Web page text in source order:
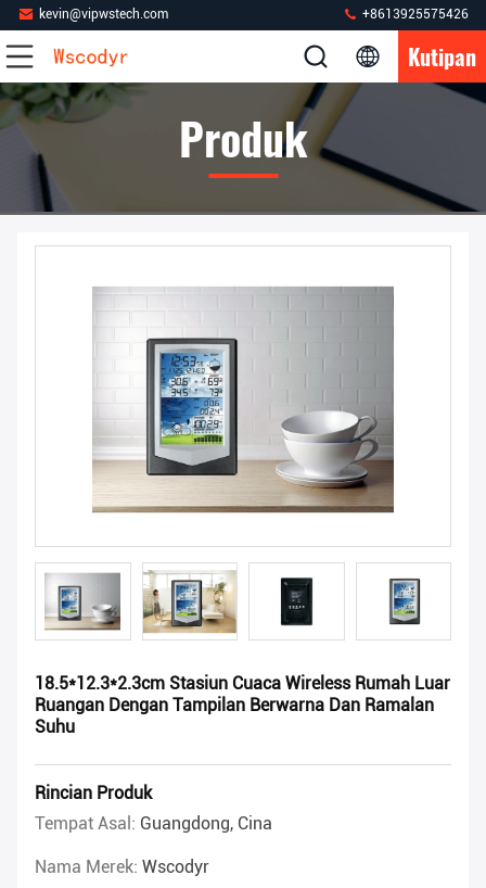
kevin@vipwstech.com +8613925575426
Kutipan
Produk
18.5*12.3*2.3cm Stasiun Cuaca Wireless Rumah Luar
Ruangan Dengan Tampilan Berwarna Dan Ramalan
Suhu
Rincian Produk
Tempat Asal: Guangdong, Cina
Nama Merek: Wscodyr